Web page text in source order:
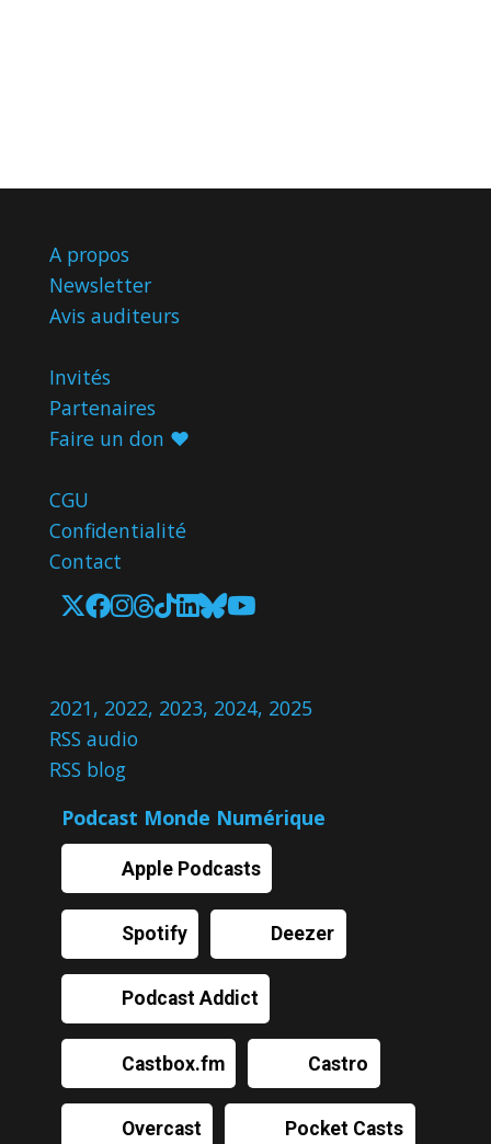
A propos
Newsletter
Avis auditeurs
Invités
Partenaires
Faire un don ♥️
CGU
Confidentialité
Contact
2021, 2022, 2023, 2024, 2025
RSS audio
RSS blog
Podcast Monde Numérique
Apple Podcasts
Spotify Deezer
Podcast Addict
Castbox.fm Castro
Overcast Pocket Casts